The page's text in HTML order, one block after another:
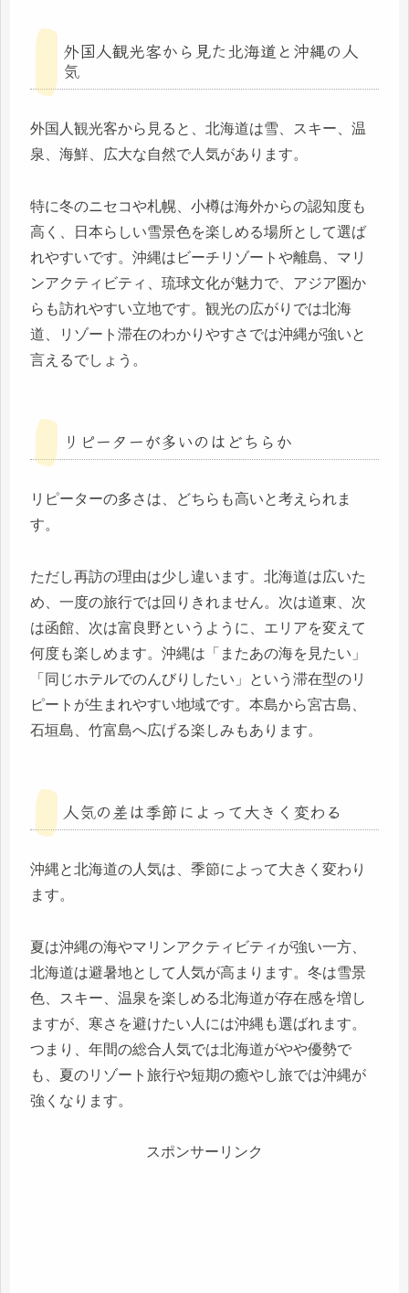
外国人観光客から見た北海道と沖縄の人
気
外国人観光客から見ると、北海道は雪、スキー、温
泉、海鮮、広大な自然で人気があります。
特に冬のニセコや札幌、小樽は海外からの認知度も
高く、日本らしい雪景色を楽しめる場所として選ば
れやすいです。沖縄はビーチリゾートや離島、マリ
ンアクティビティ、琉球文化が魅力で、アジア圏か
らも訪れやすい立地です。観光の広がりでは北海
道、リゾート滞在のわかりやすさでは沖縄が強いと
言えるでしょう。
リピーターが多いのはどちらか
リピーターの多さは、どちらも高いと考えられま
す。
ただし再訪の理由は少し違います。北海道は広いた
め、一度の旅行では回りきれません。次は道東、次
は函館、次は富良野というように、エリアを変えて
何度も楽しめます。沖縄は「またあの海を見たい」
「同じホテルでのんびりしたい」という滞在型のリ
ピートが生まれやすい地域です。本島から宮古島、
石垣島、竹富島へ広げる楽しみもあります。
人気の差は季節によって大きく変わる
沖縄と北海道の人気は、季節によって大きく変わり
ます。
夏は沖縄の海やマリンアクティビティが強い一方、
北海道は避暑地として人気が高まります。冬は雪景
色、スキー、温泉を楽しめる北海道が存在感を増し
ますが、寒さを避けたい人には沖縄も選ばれます。
つまり、年間の総合人気では北海道がやや優勢で
も、夏のリゾート旅行や短期の癒やし旅では沖縄が
強くなります。
スポンサーリンク